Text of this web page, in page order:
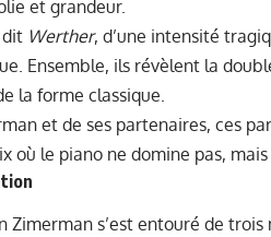
et grandeur.
dit Werther, d’une intensité
Ensemble, ils révèlent la
la forme classique.
et de ses partenaires, ces
où le piano ne domine pas,
Zimerman s’est entouré de